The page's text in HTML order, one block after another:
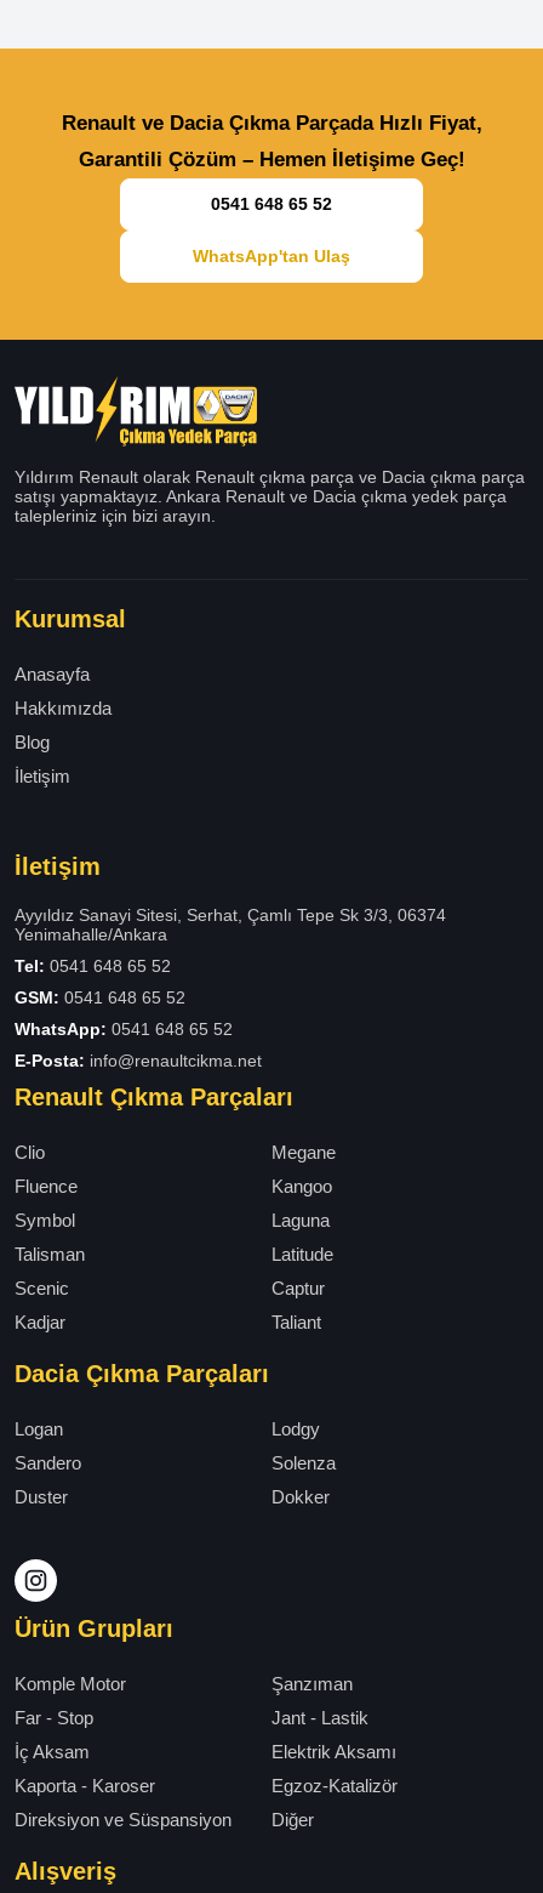
Renault ve Dacia Çıkma Parçada Hızlı Fiyat,
Garantili Çözüm – Hemen İletişime Geç!
0541 648 65 52
WhatsApp'tan Ulaş
Yıldırım Renault olarak Renault çıkma parça ve Dacia çıkma parça
satışı yapmaktayız. Ankara Renault ve Dacia çıkma yedek parça
talepleriniz için bizi arayın.
Kurumsal
Anasayfa
Hakkımızda
Blog
İletişim
İletişim
Ayyıldız Sanayi Sitesi, Serhat, Çamlı Tepe Sk 3/3, 06374
Yenimahalle/Ankara
Tel: 0541 648 65 52
GSM: 0541 648 65 52
WhatsApp: 0541 648 65 52
E-Posta: info@renaultcikma.net
Renault Çıkma Parçaları
Clio
Megane
Fluence
Kangoo
Symbol
Laguna
Talisman
Latitude
Scenic
Captur
Kadjar
Taliant
Dacia Çıkma Parçaları
Logan
Lodgy
Sandero
Solenza
Duster
Dokker
Ürün Grupları
Komple Motor
Şanzıman
Far - Stop
Jant - Lastik
İç Aksam
Elektrik Aksamı
Kaporta - Karoser
Egzoz-Katalizör
Direksiyon ve Süspansiyon
Diğer
Alışveriş